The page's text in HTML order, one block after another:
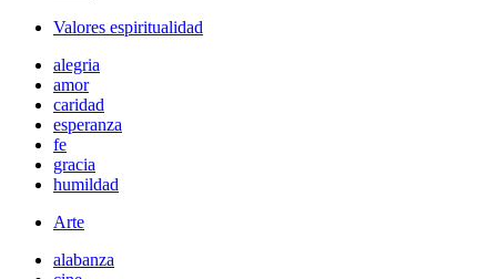
Valores espiritualidad
alegria
amor
caridad
esperanza
fe
gracia
humildad
Arte
alabanza